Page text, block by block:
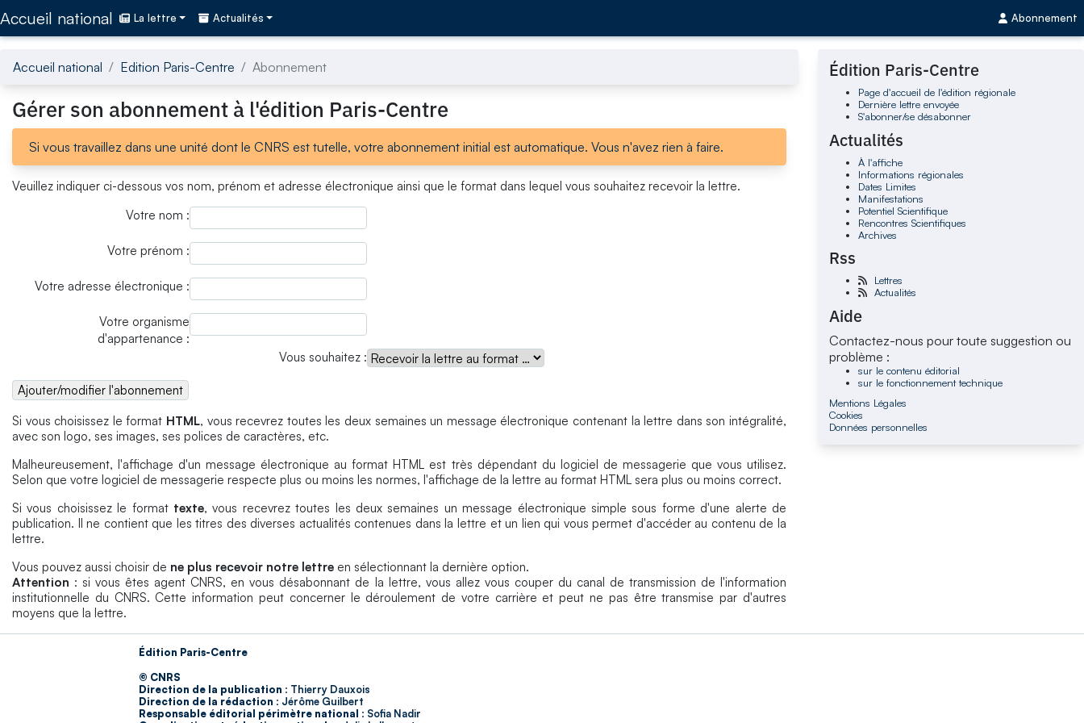
Accueil national La lettre Actualités Abonnement
Accueil national Edition Paris-Centre Abonnement
Gérer son abonnement à l'édition Paris-Centre
Si vous travaillez dans une unité dont le CNRS est tutelle, votre abonnement initial est automatique. Vous n'avez rien à faire.
Veuillez indiquer ci-dessous vos nom, prénom et adresse électronique ainsi que le format dans lequel vous souhaitez recevoir la lettre.
Votre nom :
Votre prénom :
Votre adresse électronique :
Votre organisme
d'appartenance :
Vous souhaitez :
Si vous choisissez le format HTML, vous recevrez toutes les deux semaines un message électronique contenant la lettre dans son intégralité,
avec son logo, ses images, ses polices de caractères, etc.
Malheureusement, l'affichage d'un message électronique au format HTML est très dépendant du logiciel de messagerie que vous utilisez.
Selon que votre logiciel de messagerie respecte plus ou moins les normes, l'affichage de la lettre au format HTML sera plus ou moins correct.
Si vous choisissez le format texte, vous recevrez toutes les deux semaines un message électronique simple sous forme d'une alerte de
publication. Il ne contient que les titres des diverses actualités contenues dans la lettre et un lien qui vous permet d'accéder au contenu de la
lettre.
Vous pouvez aussi choisir de ne plus recevoir notre lettre en sélectionnant la dernière option.
Attention : si vous êtes agent CNRS, en vous désabonnant de la lettre, vous allez vous couper du canal de transmission de l'information
institutionnelle du CNRS. Cette information peut concerner le déroulement de votre carrière et peut ne pas être transmise par d'autres
moyens que la lettre.
Édition Paris-Centre
Page d'accueil de l'édition régionale
Dernière lettre envoyée
S'abonner/se désabonner
Actualités
À l'affiche
Informations régionales
Dates Limites
Manifestations
Potentiel Scientifique
Rencontres Scientifiques
Archives
Rss
Lettres
Actualités
Aide
Contactez-nous pour toute suggestion ou
problème :
sur le contenu éditorial
sur le fonctionnement technique
Mentions Légales
Cookies
Données personnelles
Édition Paris-Centre
© CNRS
Direction de la publication : Thierry Dauxois
Direction de la rédaction : Jérôme Guilbert
Responsable éditorial périmètre national : Sofia Nadir